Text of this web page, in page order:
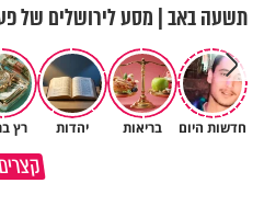
תשעה באב | מסע לירושלים של
חדשות היום בריאות יהדות רץ
תשתמש באהבה של השם לטובתך